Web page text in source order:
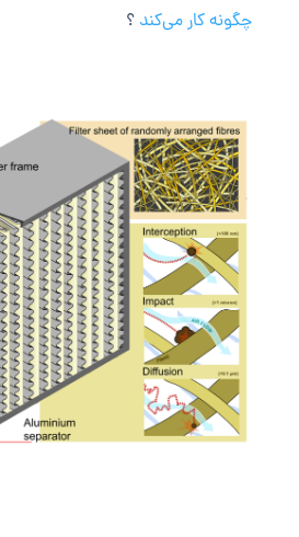
چگونه کار می‌کند ؟